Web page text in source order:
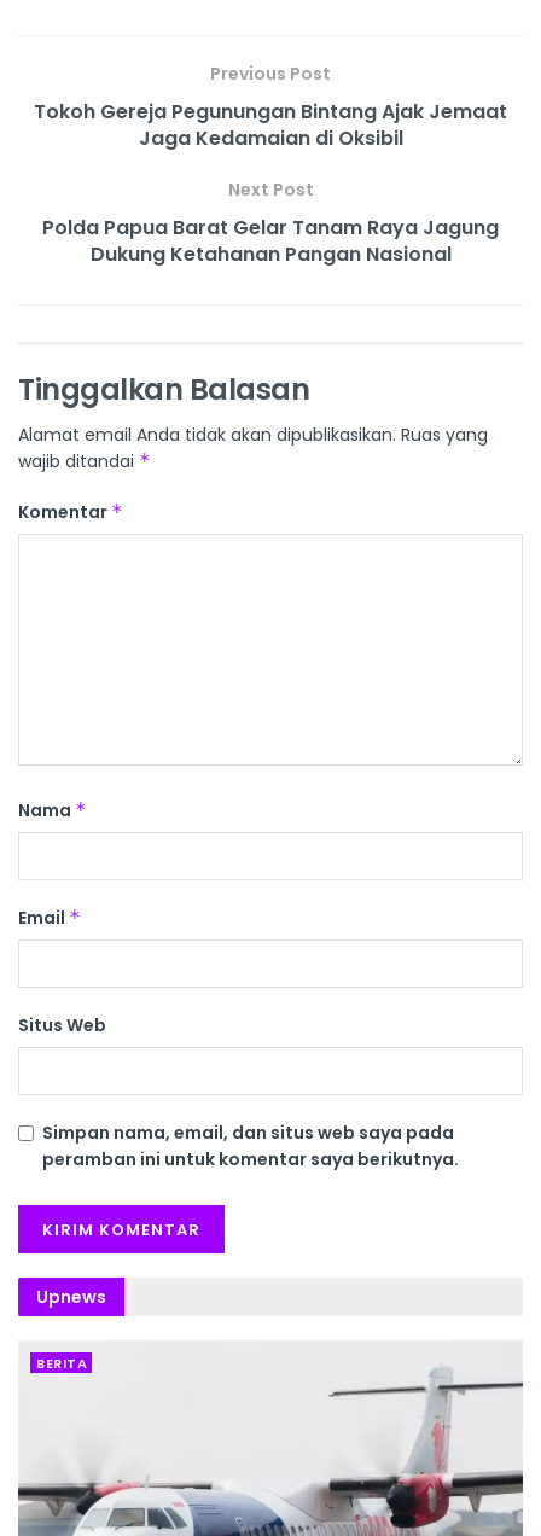
Previous Post
Tokoh Gereja Pegunungan Bintang Ajak Jemaat
Jaga Kedamaian di Oksibil
Next Post
Polda Papua Barat Gelar Tanam Raya Jagung
Dukung Ketahanan Pangan Nasional
Tinggalkan Balasan
Alamat email Anda tidak akan dipublikasikan. Ruas yang
wajib ditandai *
Komentar *
Nama *
Email *
Situs Web
Simpan nama, email, dan situs web saya pada
peramban ini untuk komentar saya berikutnya.
Upnews
BERITA